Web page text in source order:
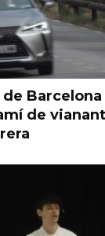
Barcelona
de